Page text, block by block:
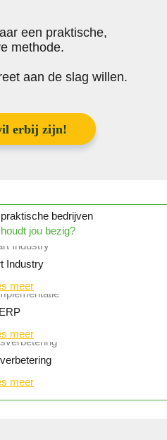
een praktische,
methode.
aan de slag willen.
erbij zijn!
bedrijven
jou bezig?
Industry
meer
ERP
meer
meer